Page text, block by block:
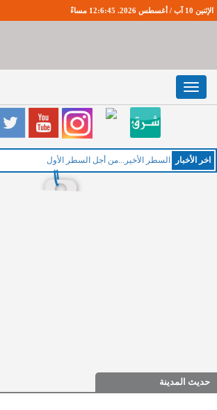
الإثنين 10 آب / أغسطس 2026. 12:6:46 مساءً
Toggle
navigation
اخر اﻷخبار السطر الأخير...من أجل السطر الأول
حديث المدينة